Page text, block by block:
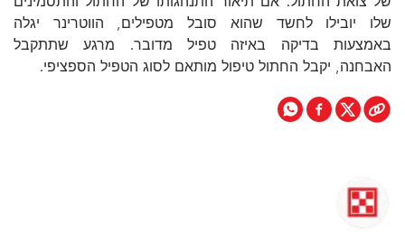
שלו יובילו לחשד שהוא סובל מטפילים, הווטרינר יגלה
באמצעות בדיקה באיזה טפיל מדובר. מרגע שתתקבל
האבחנה, יקבל החתול טיפול מותאם לסוג הטפיל הספציפי.